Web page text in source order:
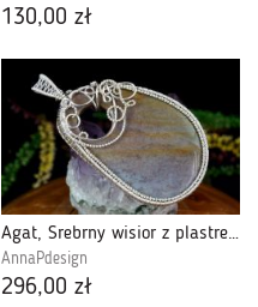
130,00 zł
Agat, Srebrny wisior z plastrem Agatu indiana
AnnaPdesign
296,00 zł